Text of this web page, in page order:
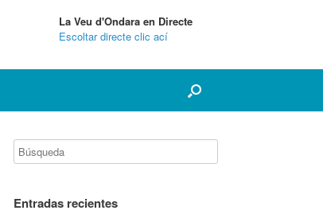
La Veu d'Ondara en Directe
Escoltar directe clic ací
Entradas recientes